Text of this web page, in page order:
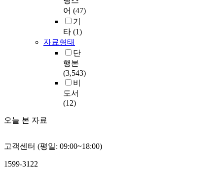
어 (47)
기
타 (1)
자료형태
단
행본
(3,543)
비
도서
(12)
오늘 본 자료
고객센터 (평일: 09:00~18:00)
1599-3122